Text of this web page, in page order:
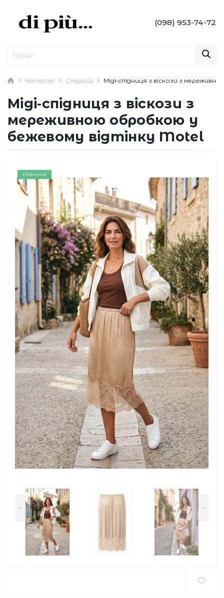
(098) 953-74-72
Каталог Спідниці Міді‑спідниця з віскози з
Міді‑спідниця з віскози з
мереживною обробкою у
бежевому відтінку Motel
Новинка
< >